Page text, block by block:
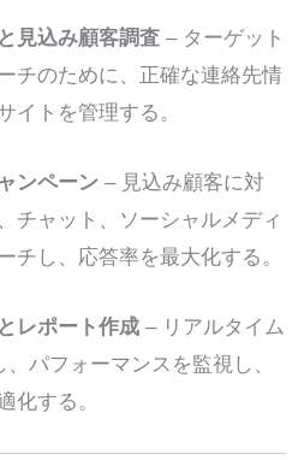
見込み顧客調査 – ターゲット
チのために、正確な連絡先情
イトを管理する。
ンペーン – 見込み顧客に対
チャット、ソーシャルメディ
チし、応答率を最大化する。
レポート作成 – リアルタイム
パフォーマンスを監視し、
化する。